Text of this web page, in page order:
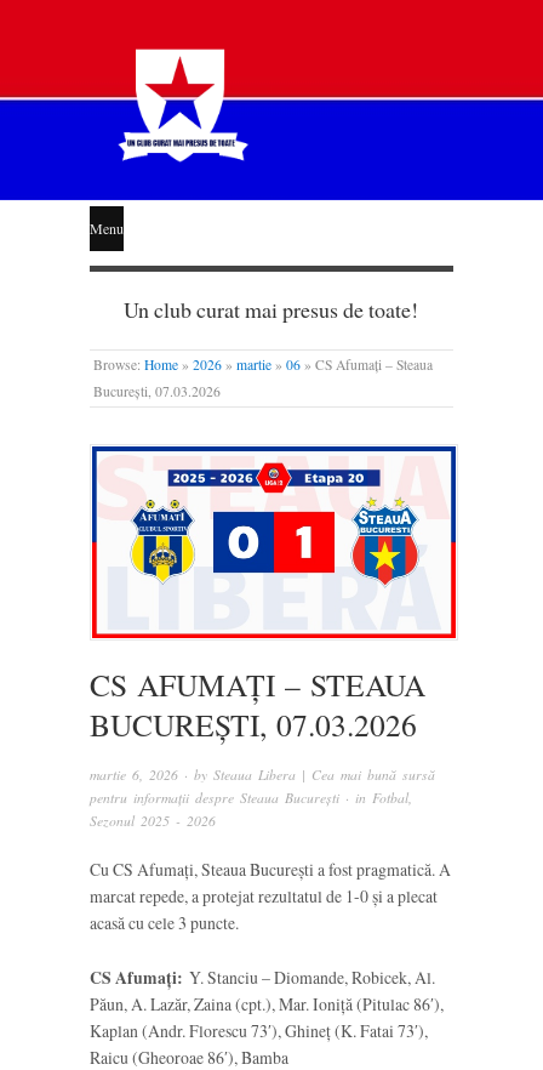
STEAUA
LIBERĂ
Menu
Un club curat mai presus de toate!
Browse: Home » 2026 » martie » 06 » CS Afumați – Steaua
București, 07.03.2026
CS AFUMAȚI – STEAUA
BUCUREȘTI, 07.03.2026
martie 6, 2026 · by Steaua Libera | Cea mai bună sursă
pentru informații despre Steaua București · in Fotbal,
Sezonul 2025 - 2026
Cu CS Afumați, Steaua București a fost pragmatică. A
marcat repede, a protejat rezultatul de 1-0 și a plecat
acasă cu cele 3 puncte.
CS Afumați: Y. Stanciu – Diomande, Robicek, Al.
Păun, A. Lazăr, Zaina (cpt.), Mar. Ioniță (Pitulac 86′),
Kaplan (Andr. Florescu 73′), Ghineț (K. Fatai 73′),
Raicu (Gheoroae 86′), Bamba